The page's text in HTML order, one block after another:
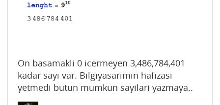
On basamakli 0 icermeyen 3,486,784,401
kadar sayi var. Bilgiyasarimin hafizasi
yetmedi butun mumkun sayilari yazmaya..